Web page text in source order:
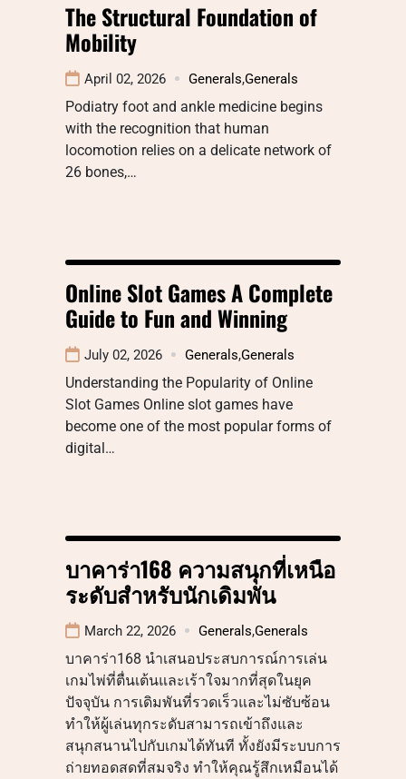
The Structural Foundation of
Mobility
April 02, 2026 Generals,Generals
Podiatry foot and ankle medicine begins
with the recognition that human
locomotion relies on a delicate network of
26 bones,…
Online Slot Games A Complete
Guide to Fun and Winning
July 02, 2026 Generals,Generals
Understanding the Popularity of Online
Slot Games Online slot games have
become one of the most popular forms of
digital…
บาคาร่า168 ความสนุกที่เหนือ
ระดับสำหรับนักเดิมพัน
March 22, 2026 Generals,Generals
บาคาร่า168 นำเสนอประสบการณ์การเล่น
เกมไพ่ที่ตื่นเต้นและเร้าใจมากที่สุดในยุค
ปัจจุบัน การเดิมพันที่รวดเร็วและไม่ซับซ้อน
ทำให้ผู้เล่นทุกระดับสามารถเข้าถึงและ
สนุกสนานไปกับเกมได้ทันที ทั้งยังมีระบบการ
ถ่ายทอดสดที่สมจริง ทำให้คุณรู้สึกเหมือนได้